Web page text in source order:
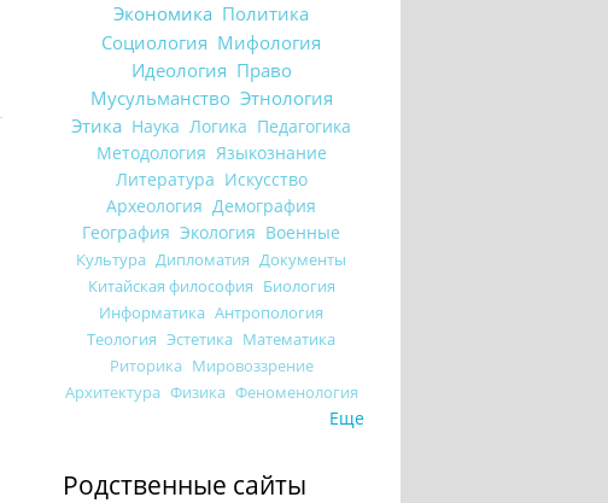
Экономика Политика
Социология Мифология
Идеология Право
Мусульманство Этнология
Этика Наука Логика Педагогика
Методология Языкознание
Литература Искусство
Археология Демография
География Экология Военные
Культура Дипломатия Документы
Китайская философия Биология
Информатика Антропология
Теология Эстетика Математика
Риторика Мировоззрение
Архитектура Физика Феноменология
Еще
Родственные сайты